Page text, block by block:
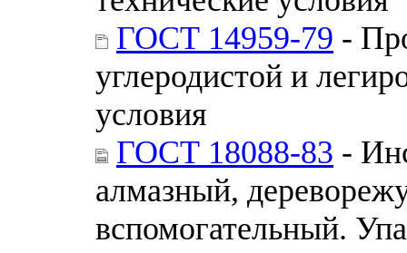
ГОСТ 14959-79 -
углеродистой и
условия
ГОСТ 18088-83 -
алмазный,
вспомогательный.